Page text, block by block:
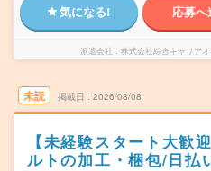
気になる! 応募へ
派遣会社 株式会社綜合キャリア
未読 掲載日 2026/08/08
【未経験スタート大歓
ルトの加工・梱包/日払